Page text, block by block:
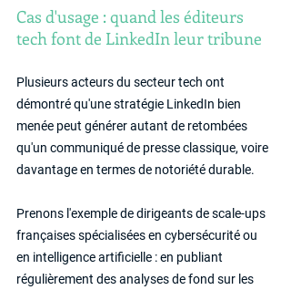
Cas d'usage : quand les éditeurs
tech font de LinkedIn leur tribune
Plusieurs acteurs du secteur tech ont
démontré qu'une stratégie LinkedIn bien
menée peut générer autant de retombées
qu'un communiqué de presse classique, voire
davantage en termes de notoriété durable.
Prenons l'exemple de dirigeants de scale-ups
françaises spécialisées en cybersécurité ou
en intelligence artificielle : en publiant
régulièrement des analyses de fond sur les